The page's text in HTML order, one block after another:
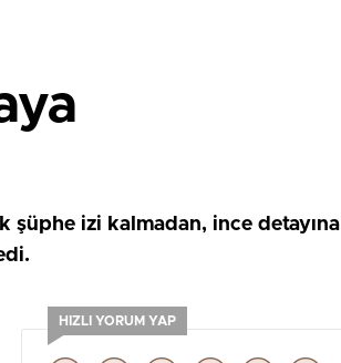
şüphe izi kalmadan, ince detayına
HIZLI YORUM YAP